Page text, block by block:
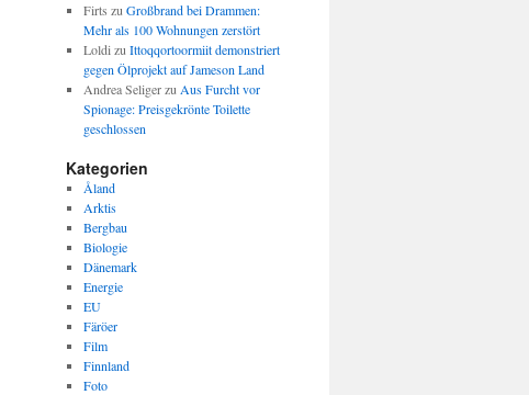
Firts zu Großbrand bei Drammen:
Mehr als 100 Wohnungen zerstört
Loldi zu Ittoqqortoormiit demonstriert
gegen Ölprojekt auf Jameson Land
Andrea Seligerzu Aus Furcht vor
Spionage: Preisgekrönte Toilette
geschlossen
Kategorien
Åland
Arktis
Bergbau
Biologie
Dänemark
Energie
EU
Färöer
Film
Finnland
Foto